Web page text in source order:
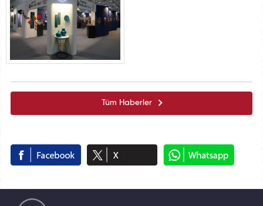
Tüm Haberler